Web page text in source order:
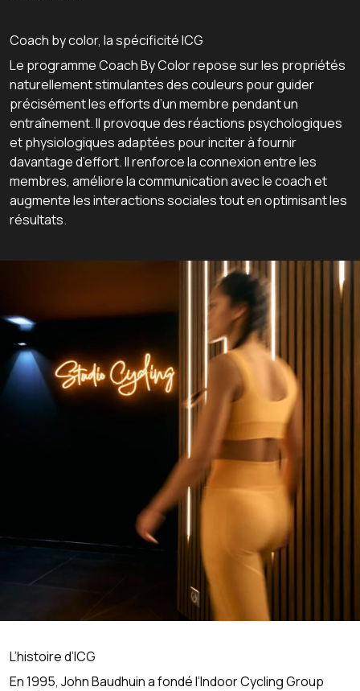
Coach by color, la spécificité ICG
Le programme Coach By Color repose sur les propriétés
naturellement stimulantes des couleurs pour guider
précisément les efforts d’un membre pendant un
entraînement. Il provoque des réactions psychologiques
et physiologiques adaptées pour inciter à fournir
davantage d’effort. Il renforce la connexion entre les
membres, améliore la communication avec le coach et
augmente les interactions sociales tout en optimisant les
résultats.
L’histoire d’ICG
En 1995, John Baudhuin a fondé l’Indoor Cycling Group